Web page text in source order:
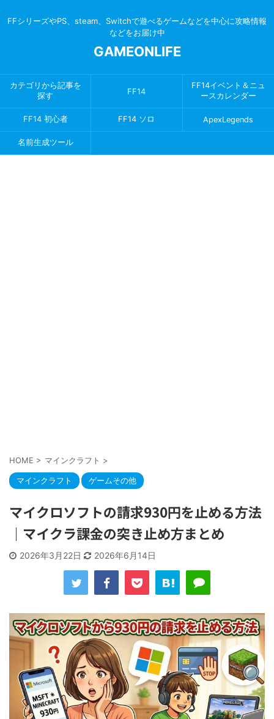
FFシリーズやPS、steam、Switchで遊べるゲームなどを中心に攻略情報
などをお届け中
GAMEONLIFE
カテゴリから記事を
探す
FF14
FF14イベント＆ニュ
ースカレンダー
FF14 初心者 FF14 ソロ ApexLegends
名前生成ツール
HOME > マインクラフト >
マインクラフト ゲームその他
マイクロソフトの請求930円を止める方法
｜マイクラ課金の突き止め方まとめ
2026年3月22日 2026年6月14日